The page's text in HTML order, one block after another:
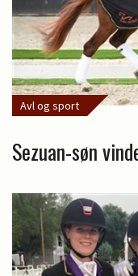
Avl og sport
Sezuan-søn